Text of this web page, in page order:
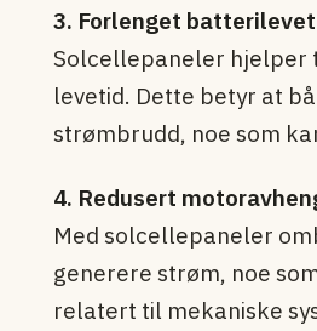
3. Forlenget
Solcellepaneler hjelper
levetid. Dette betyr at
strømbrudd, noe som
4. Redusert
Med solcellepaneler
generere strøm, noe
relatert til mekaniske